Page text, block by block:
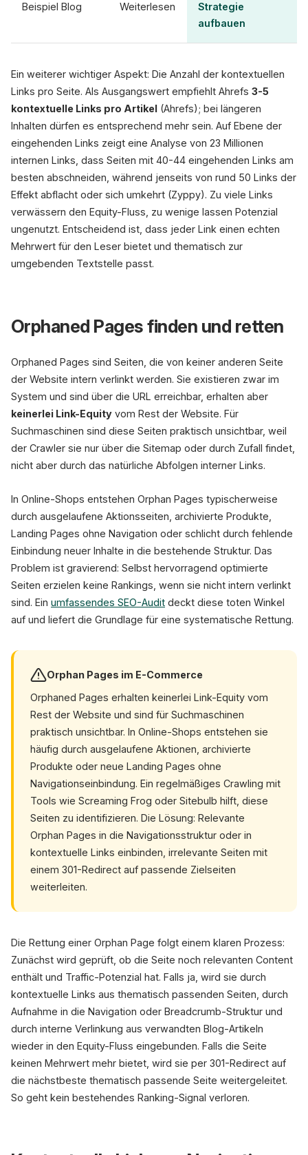
Beispiel Blog Weiterlesen
Strategie
aufbauen
Ein weiterer wichtiger Aspekt: Die Anzahl der kontextuellen
Links pro Seite. Als Ausgangswert empfiehlt Ahrefs 3-5
kontextuelle Links pro Artikel (Ahrefs); bei längeren
Inhalten dürfen es entsprechend mehr sein. Auf Ebene der
eingehenden Links zeigt eine Analyse von 23 Millionen
internen Links, dass Seiten mit 40-44 eingehenden Links am
besten abschneiden, während jenseits von rund 50 Links der
Effekt abflacht oder sich umkehrt (Zyppy). Zu viele Links
verwässern den Equity-Fluss, zu wenige lassen Potenzial
ungenutzt. Entscheidend ist, dass jeder Link einen echten
Mehrwert für den Leser bietet und thematisch zur
umgebenden Textstelle passt.
Orphaned Pages finden und retten
Orphaned Pages sind Seiten, die von keiner anderen Seite
der Website intern verlinkt werden. Sie existieren zwar im
System und sind über die URL erreichbar, erhalten aber
keinerlei Link-Equity vom Rest der Website. Für
Suchmaschinen sind diese Seiten praktisch unsichtbar, weil
der Crawler sie nur über die Sitemap oder durch Zufall findet,
nicht aber durch das natürliche Abfolgen interner Links.
In Online-Shops entstehen Orphan Pages typischerweise
durch ausgelaufene Aktionsseiten, archivierte Produkte,
Landing Pages ohne Navigation oder schlicht durch fehlende
Einbindung neuer Inhalte in die bestehende Struktur. Das
Problem ist gravierend: Selbst hervorragend optimierte
Seiten erzielen keine Rankings, wenn sie nicht intern verlinkt
sind. Ein umfassendes SEO-Audit deckt diese toten Winkel
auf und liefert die Grundlage für eine systematische Rettung.
Orphan Pages im E-Commerce
Orphaned Pages erhalten keinerlei Link-Equity vom
Rest der Website und sind für Suchmaschinen
praktisch unsichtbar. In Online-Shops entstehen sie
häufig durch ausgelaufene Aktionen, archivierte
Produkte oder neue Landing Pages ohne
Navigationseinbindung. Ein regelmäßiges Crawling mit
Tools wie Screaming Frog oder Sitebulb hilft, diese
Seiten zu identifizieren. Die Lösung: Relevante
Orphan Pages in die Navigationsstruktur oder in
kontextuelle Links einbinden, irrelevante Seiten mit
einem 301-Redirect auf passende Zielseiten
weiterleiten.
Die Rettung einer Orphan Page folgt einem klaren Prozess:
Zunächst wird geprüft, ob die Seite noch relevanten Content
enthält und Traffic-Potenzial hat. Falls ja, wird sie durch
kontextuelle Links aus thematisch passenden Seiten, durch
Aufnahme in die Navigation oder Breadcrumb-Struktur und
durch interne Verlinkung aus verwandten Blog-Artikeln
wieder in den Equity-Fluss eingebunden. Falls die Seite
keinen Mehrwert mehr bietet, wird sie per 301-Redirect auf
die nächstbeste thematisch passende Seite weitergeleitet.
So geht kein bestehendes Ranking-Signal verloren.